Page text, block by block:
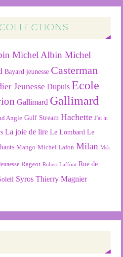
Michel Albin Michel
Bayard jeunesse Casterman
Jeunesse Dupuis Ecole
Gallimard Gallimard
Angle Gulf Stream Hachette J'ai lu
La joie de lire Le Lombard Le
Mango Michel Lafon Milan Msk
Rageot Robert Laffont Rue de
Syros Thierry Magnier